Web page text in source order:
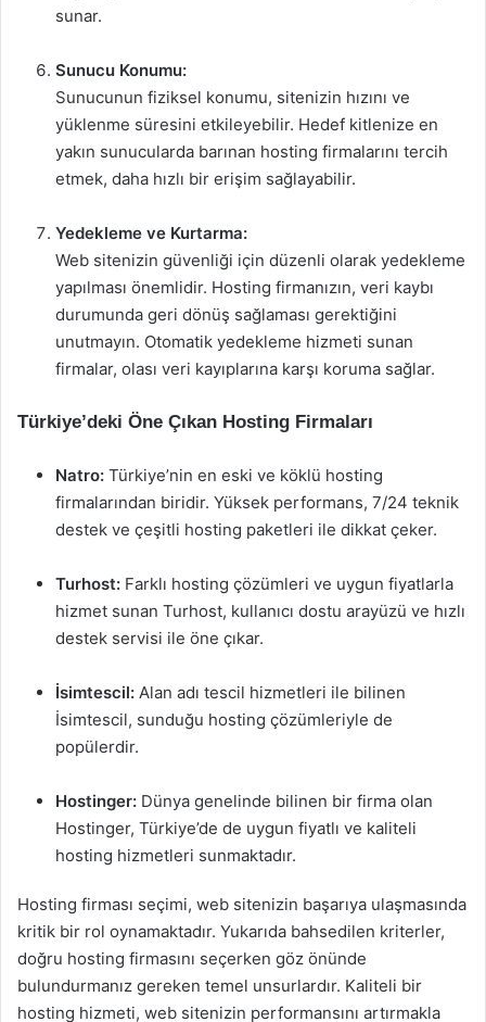
sunar.
Sunucu Konumu:
Sunucunun fiziksel konumu, sitenizin hızını ve
yüklenme süresini etkileyebilir. Hedef kitlenize en
yakın sunucularda barınan hosting firmalarını tercih
etmek, daha hızlı bir erişim sağlayabilir.
Yedekleme ve Kurtarma:
Web sitenizin güvenliği için düzenli olarak yedekleme
yapılması önemlidir. Hosting firmanızın, veri kaybı
durumunda geri dönüş sağlaması gerektiğini
unutmayın. Otomatik yedekleme hizmeti sunan
firmalar, olası veri kayıplarına karşı koruma sağlar.
Türkiye’deki Öne Çıkan Hosting Firmaları
Natro: Türkiye’nin en eski ve köklü hosting
firmalarından biridir. Yüksek performans, 7/24 teknik
destek ve çeşitli hosting paketleri ile dikkat çeker.
Turhost: Farklı hosting çözümleri ve uygun fiyatlarla
hizmet sunan Turhost, kullanıcı dostu arayüzü ve hızlı
destek servisi ile öne çıkar.
İsimtescil: Alan adı tescil hizmetleri ile bilinen
İsimtescil, sunduğu hosting çözümleriyle de
popülerdir.
Hostinger: Dünya genelinde bilinen bir firma olan
Hostinger, Türkiye’de de uygun fiyatlı ve kaliteli
hosting hizmetleri sunmaktadır.
Hosting firması seçimi, web sitenizin başarıya ulaşmasında
kritik bir rol oynamaktadır. Yukarıda bahsedilen kriterler,
doğru hosting firmasını seçerken göz önünde
bulundurmanız gereken temel unsurlardır. Kaliteli bir
hosting hizmeti, web sitenizin performansını artırmakla